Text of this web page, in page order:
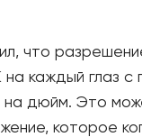
что
каждый глаз с
на дюйм. Это
которое